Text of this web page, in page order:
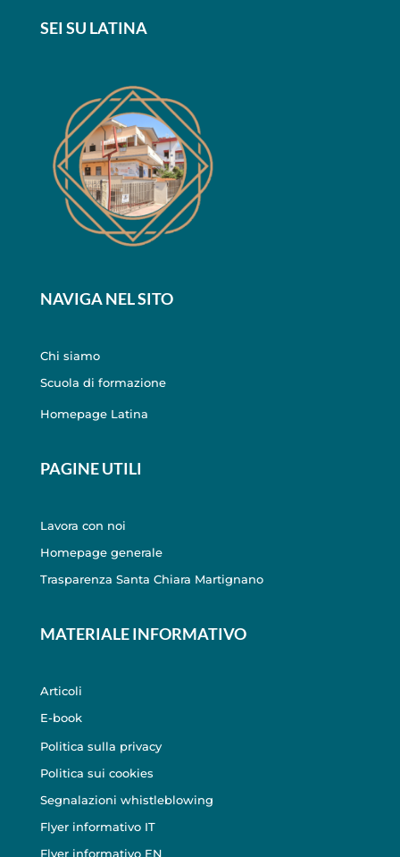
SEI SU LATINA
NAVIGA NEL SITO
Chi siamo
Scuola di formazione
Homepage Latina
PAGINE UTILI
Lavora con noi
Homepage generale
Trasparenza Santa Chiara Martignano
MATERIALE INFORMATIVO
Articoli
E-book
Politica sulla privacy
Politica sui cookies
Segnalazioni whistleblowing
Flyer informativo IT
Flyer informativo EN